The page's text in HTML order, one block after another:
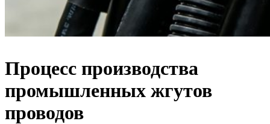
Процесс производства
промышленных жгутов
проводов